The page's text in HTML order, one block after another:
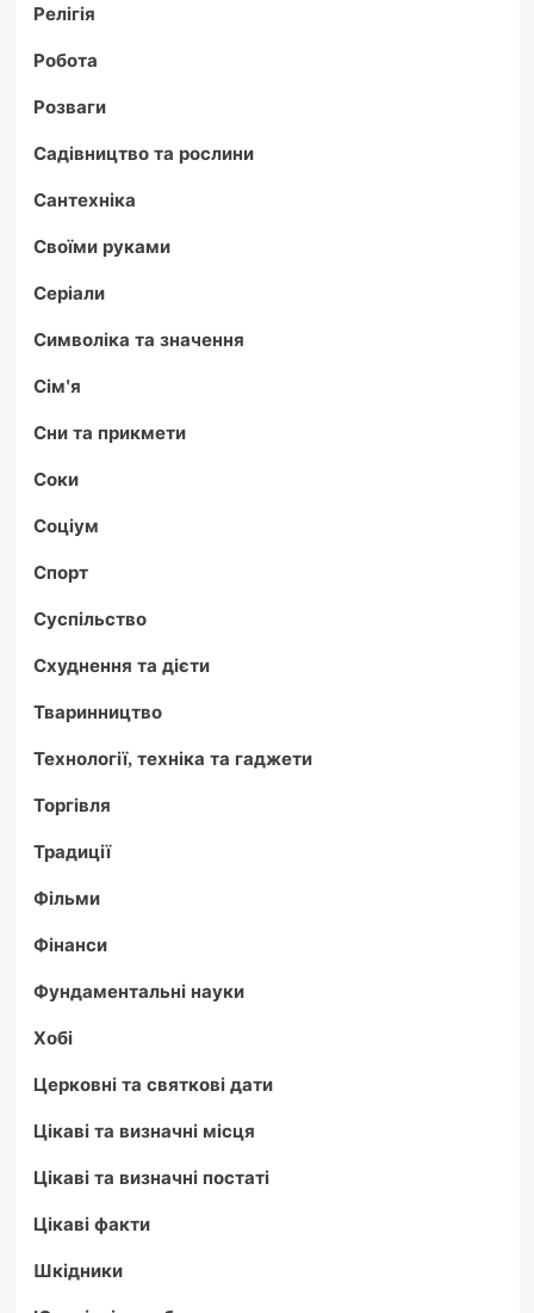
Релігія
Робота
Розваги
Садівництво та рослини
Сантехніка
Своїми руками
Серіали
Символіка та значення
Сім'я
Сни та прикмети
Соки
Соціум
Спорт
Суспільство
Схуднення та дієти
Тваринництво
Технології, техніка та гаджети
Торгівля
Традиції
Фільми
Фінанси
Фундаментальні науки
Хобі
Церковні та святкові дати
Цікаві та визначні місця
Цікаві та визначні постаті
Цікаві факти
Шкідники